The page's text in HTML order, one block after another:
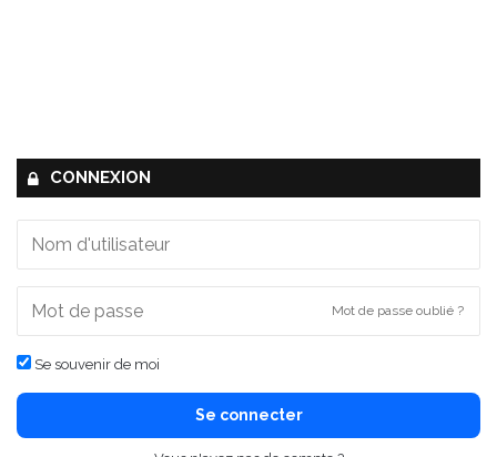
CONNEXION
Mot de passe oublié ?
Se souvenir de moi
Se connecter